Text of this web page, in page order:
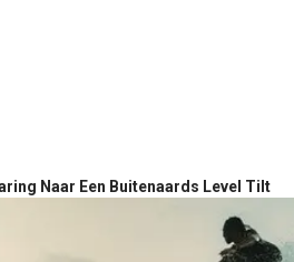
Naar Een Buitenaards Level Tilt